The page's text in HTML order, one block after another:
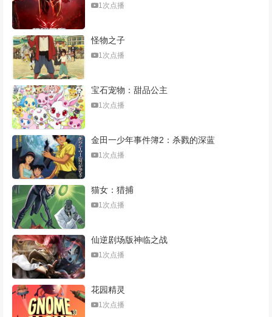
1次点播
怪物之子
1次点播
宝石宠物：甜品公主
1次点播
金田一少年事件簿2：杀戮的深蓝
1次点播
猫女：猎捕
1次点播
仙逆剧场版神临之战
1次点播
花园精灵
1次点播